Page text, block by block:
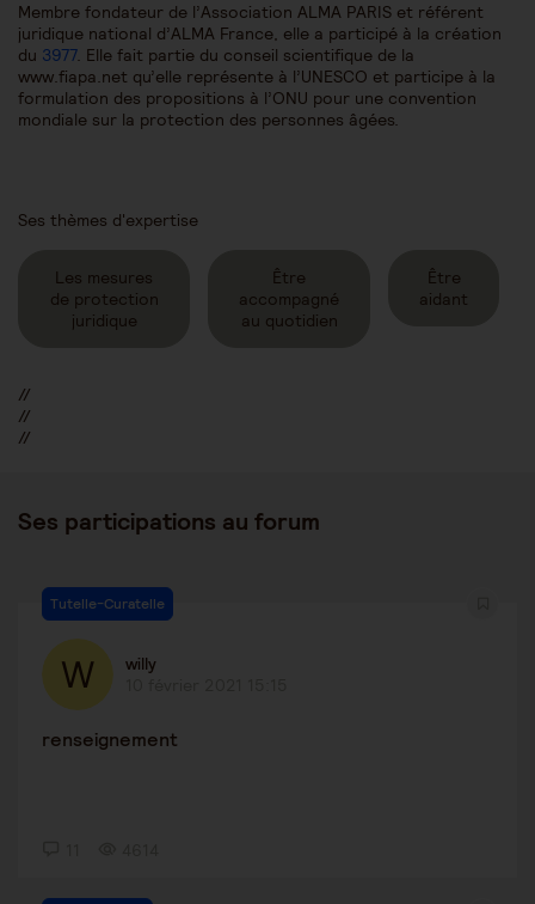
Membre fondateur de l’Association ALMA PARIS et référent
juridique national d’ALMA France, elle a participé à la création
du 3977. Elle fait partie du conseil scientifique de la
www.fiapa.net qu’elle représente à l’UNESCO et participe à la
formulation des propositions à l’ONU pour une convention
mondiale sur la protection des personnes âgées.
Ses thèmes d'expertise
Les mesures
de protection
juridique
Être
accompagné
au quotidien
Être
aidant
//
//
//
Ses participations au forum
Tutelle-Curatelle
willy
renseignement